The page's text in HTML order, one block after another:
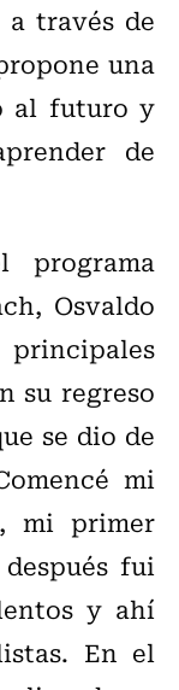
través de
una
al futuro y
de
programa
Osvaldo
su regreso
se dio de
mi
mi primer
fui
y ahí
En el